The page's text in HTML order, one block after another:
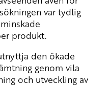
var tydlig
produkt.
den ökade
genom vila
och utveckling av